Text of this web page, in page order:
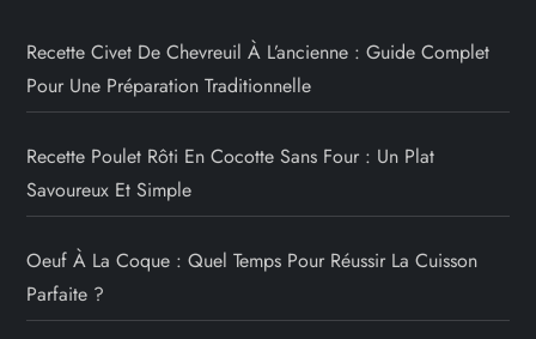
Recette Civet De Chevreuil À L’ancienne : Guide Complet
Pour Une Préparation Traditionnelle
Recette Poulet Rôti En Cocotte Sans Four : Un Plat
Savoureux Et Simple
Oeuf À La Coque : Quel Temps Pour Réussir La Cuisson
Parfaite ?